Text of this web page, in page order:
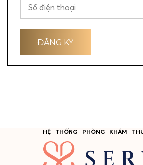
HỆ THỐNG PHÒNG KHÁM